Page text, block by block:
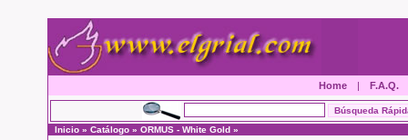
Home | F.A.Q.
Inicio » Catálogo » ORMUS - White Gold »